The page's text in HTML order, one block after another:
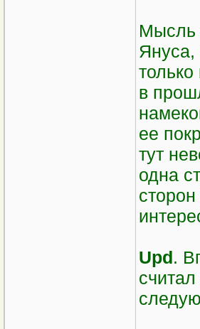
Мысль
Януса,
в
ее
тут
одна
Upd.